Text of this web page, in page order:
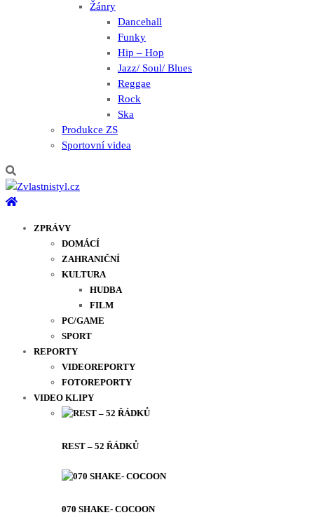
Žánry
Dancehall
Funky
Hip – Hop
Jazz/ Soul/ Blues
Reggae
Rock
Ska
Produkce ZS
Sportovní videa
ZPRÁVY
DOMÁCÍ
ZAHRANIČNÍ
KULTURA
HUDBA
FILM
PC/GAME
SPORT
REPORTY
VIDEOREPORTY
FOTOREPORTY
VIDEO KLIPY
REST – 52 ŘÁDKŮ
070 SHAKE- COCOON